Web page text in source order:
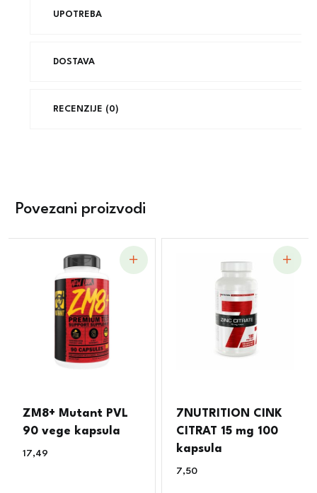
UPOTREBA
DOSTAVA
RECENZIJE (0)
Povezani proizvodi
ZM8+ Mutant PVL
90 vege kapsula
17,49
7NUTRITION CINK
CITRAT 15 mg 100
kapsula
7,50